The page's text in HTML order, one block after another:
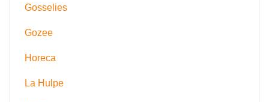
Gosselies
Gozee
Horeca
La Hulpe